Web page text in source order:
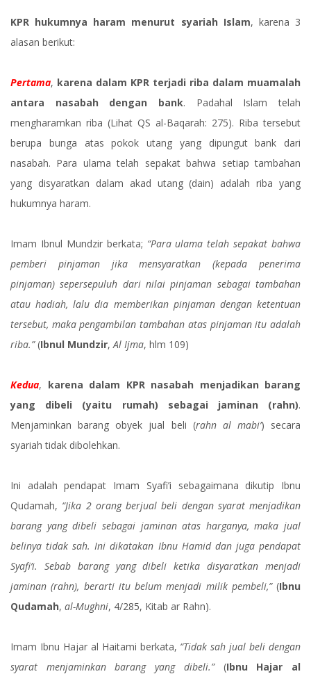
KPR hukumnya haram menurut syariah Islam, karena 3
alasan berikut:
Pertama, karena dalam KPR terjadi riba dalam muamalah
antara nasabah dengan bank. Padahal Islam telah
mengharamkan riba (Lihat QS al-Baqarah: 275). Riba tersebut
berupa bunga atas pokok utang yang dipungut bank dari
nasabah. Para ulama telah sepakat bahwa setiap tambahan
yang disyaratkan dalam akad utang (dain) adalah riba yang
hukumnya haram.
Imam Ibnul Mundzir berkata; “Para ulama telah sepakat bahwa
pemberi pinjaman jika mensyaratkan (kepada penerima
pinjaman) sepersepuluh dari nilai pinjaman sebagai tambahan
atau hadiah, lalu dia memberikan pinjaman dengan ketentuan
tersebut, maka pengambilan tambahan atas pinjaman itu adalah
riba.”(Ibnul Mundzir,Al Ijma, hlm 109)
Kedua, karena dalam KPR nasabah menjadikan barang
yang dibeli (yaitu rumah) sebagai jaminan (rahn).
Menjaminkan barang obyek jual beli (rahn al mabi’) secara
syariah tidak dibolehkan.
Ini adalah pendapat Imam Syafi’i sebagaimana dikutip Ibnu
Qudamah, “Jika 2 orang berjual beli dengan syarat menjadikan
barang yang dibeli sebagai jaminan atas harganya, maka jual
belinya tidak sah. Ini dikatakan Ibnu Hamid dan juga pendapat
Syafi’i. Sebab barang yang dibeli ketika disyaratkan menjadi
jaminan (rahn), berarti itu belum menjadi milik pembeli,”(Ibnu
Qudamah, al-Mughni, 4/285, Kitab ar Rahn).
Imam Ibnu Hajar al Haitami berkata, “Tidak sah jual beli dengan
syarat menjaminkan barang yang dibeli.”(Ibnu Hajar al